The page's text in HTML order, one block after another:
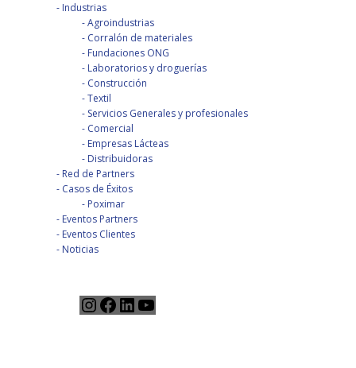
Industrias
Agroindustrias
Corralón de materiales
Fundaciones ONG
Laboratorios y droguerías
Construcción
Textil
Servicios Generales y profesionales
Comercial
Empresas Lácteas
Distribuidoras
Red de Partners
Casos de Éxitos
Poximar
Eventos Partners
Eventos Clientes
Noticias
Instagram
Facebook
LinkedIn